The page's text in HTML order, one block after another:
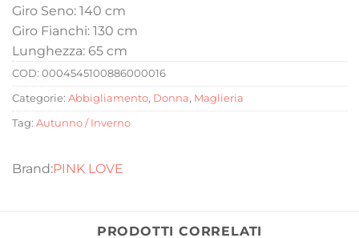
Giro Seno: 140 cm
Giro Fianchi: 130 cm
Lunghezza: 65 cm
COD: 0004545100886000016
Categorie: Abbigliamento, Donna, Maglieria
Tag: Autunno / Inverno
PINK LOVE
PRODOTTI CORRELATI